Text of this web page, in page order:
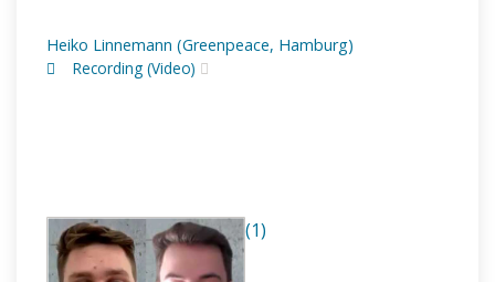
Heiko Linnemann (Greenpeace, Hamburg)
Recording (Video)
(1)